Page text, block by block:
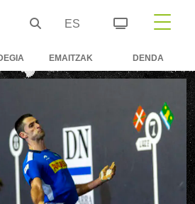
ES
EMAITZAK DENDA